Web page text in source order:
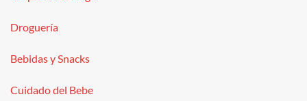
Droguería
Bebidas y Snacks
Cuidado del Bebe